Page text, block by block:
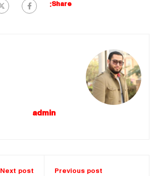
Share:
admin
Previous post
Next post